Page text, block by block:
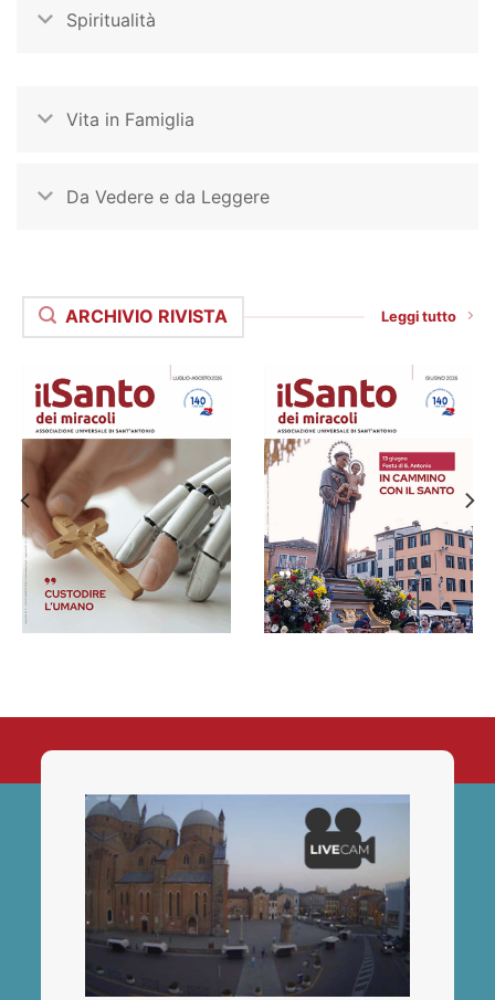
Spiritualità
Vita in Famiglia
Da Vedere e da Leggere
ARCHIVIO RIVISTA Leggi tutto